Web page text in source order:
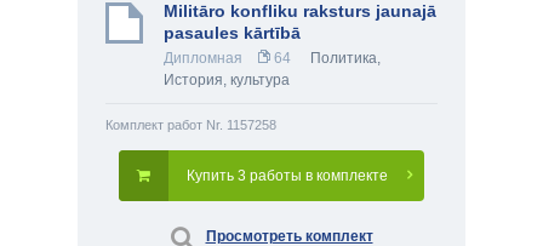
Militāro konfliku raksturs jaunajā
pasaules kārtībā
Дипломная 64 Политика,
История, культура
Комплект работ Nr. 1157258
Купить 3 работы в комплекте
Просмотреть комплект